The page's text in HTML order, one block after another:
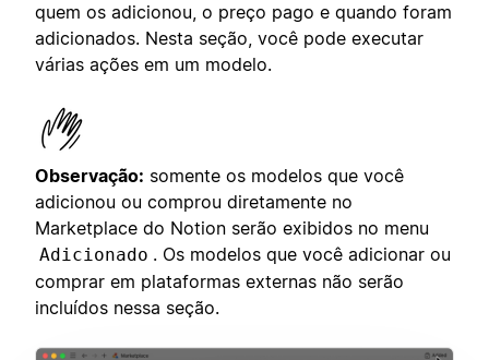
quem os adicionou, o preço pago e quando foram
adicionados. Nesta seção, você pode executar
várias ações em um modelo.
Observação: somente os modelos que você
adicionou ou comprou diretamente no
Marketplace do Notion serão exibidos no menu
Adicionado . Os modelos que você adicionar ou
comprar em plataformas externas não serão
incluídos nessa seção.